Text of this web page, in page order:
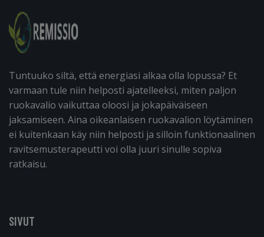
Tuntuuko siltä, että energiasi alkaa olla lopussa? Et
varmaan tule niin helposti ajatelleeksi, miten paljon
ruokavalio vaikuttaa oloosi ja jokapäiväiseen
jaksamiseen. Aina oikeanlaisen ruokavalion löytäminen
ei kuitenkaan käy niin helposti ja silloin funktionaalinen
ravitsemusterapeutti voi olla juuri sinulle sopiva
ratkaisu.
SIVUT